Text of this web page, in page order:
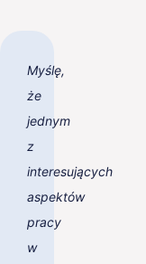
Myślę,
że
jednym
z
interesujących
aspektów
pracy
w